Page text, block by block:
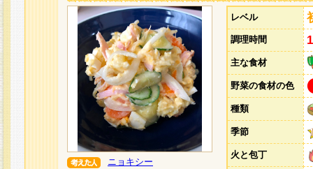
ニョキシー
レベル
調理時間
主な食材
野菜の食材の色
種類
季節
火と包丁